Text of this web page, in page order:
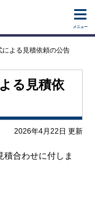
メニュー
による見積依頼の公告
る見積依
2026年4月22日 更新
積合わせに付しま